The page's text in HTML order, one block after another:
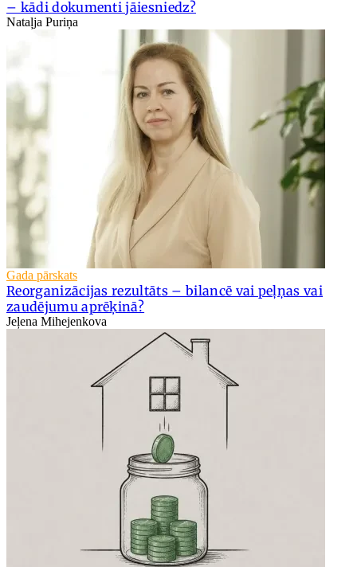
– kādi dokumenti jāiesniedz?
Nataļja Puriņa
Gada pārskats
Reorganizācijas rezultāts – bilancē vai peļņas vai
zaudējumu aprēķinā?
Jeļena Mihejenkova